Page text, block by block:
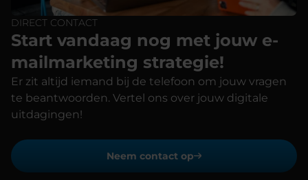
DIRECT CONTACT
Start vandaag nog met jouw e-
mailmarketing strategie!
Er zit altijd iemand bij de telefoon om jouw vragen
te beantwoorden. Vertel ons over jouw digitale
uitdagingen!
Neem contact op